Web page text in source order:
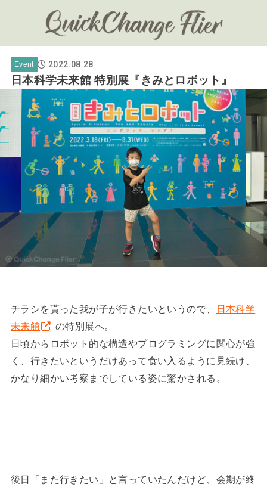
Event 2022.08.28
日本科学未来館 特別展『きみとロボット』
チラシを貰った我が子が行きたいというので、
日本科学
未来館
の特別展へ。
日頃からロボット的な構造やプログラミングに関心が強
く、行きたいというだけあって食い入るように見続け、
かなり細かい考察までしている姿に驚かされる。
後日「また行きたい」と言っていたんだけど、会期が終